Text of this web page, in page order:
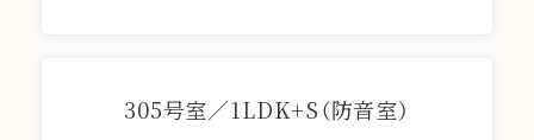
305号室／1LDK+S（防音室）